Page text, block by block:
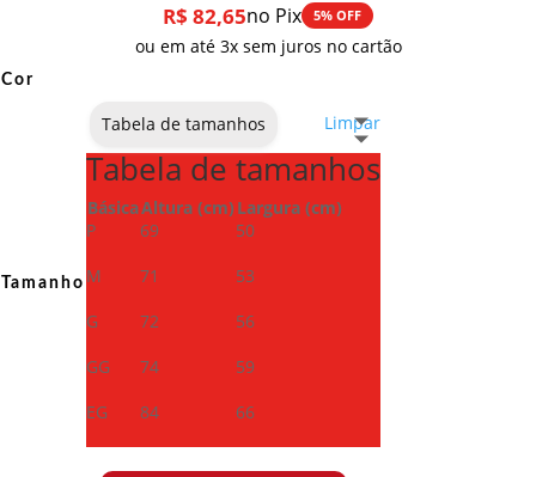
R$ 82,65no Pix 5% OFF
ou em até 3x sem juros no cartão
Cor
Tamanho
Limpar
Tabela de tamanhos
Tabela de tamanhos
BásicaAltura (cm) Largura (cm)
P
69
50
M
71
53
G
72
56
GG
74
59
EG
84 66